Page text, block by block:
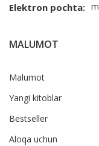
Elektron pochta:
MALUMOT
Malumot
Yangi kitoblar
Bestseller
Aloqa uchun